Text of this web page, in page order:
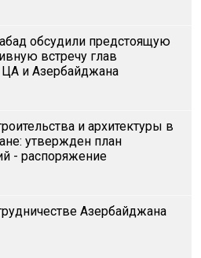
обсудили предстоящую
встречу глав
ЦА и Азербайджана
и архитектуры в
утвержден план
- распоряжение
Азербайджана